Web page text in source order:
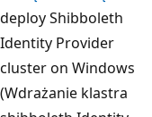
deploy Shibboleth
Identity Provider
cluster on Windows
(Wdrażanie klastra